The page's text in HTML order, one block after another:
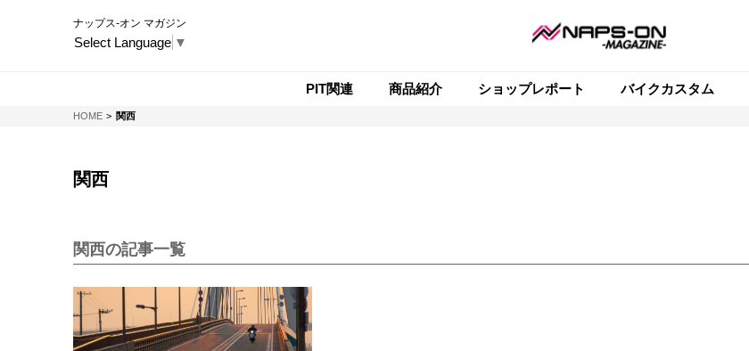
ナップス-オン マガジン
Select Language ▼
PIT関連 商品紹介 ショップレポート バイクカスタム
HOMENAPS-ON マガジン
関西
関西
関西の記事一覧